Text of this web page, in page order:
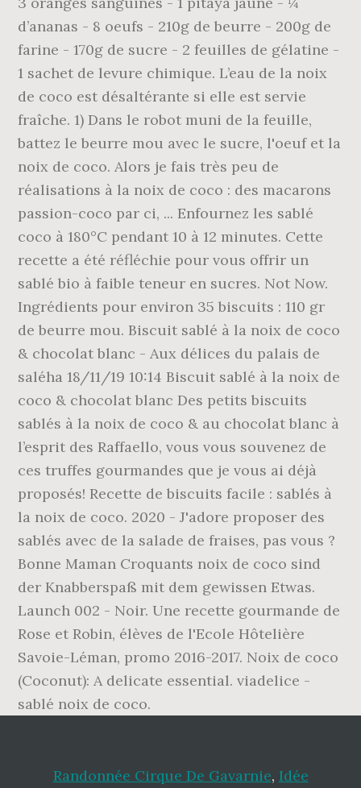
d’ananas - 8 oeufs - 210g de beurre - 200g de
farine - 170g de sucre - 2 feuilles de gélatine -
1 sachet de levure chimique. L’eau de la noix
de coco est désaltérante si elle est servie
fraîche. 1) Dans le robot muni de la feuille,
battez le beurre mou avec le sucre, l'oeuf et la
noix de coco. Alors je fais très peu de
réalisations à la noix de coco : des macarons
passion-coco par ci, ... Enfournez les sablé
coco à 180°C pendant 10 à 12 minutes. Cette
recette a été réfléchie pour vous offrir un
sablé bio à faible teneur en sucres. Not Now.
Ingrédients pour environ 35 biscuits : 110 gr
de beurre mou. Biscuit sablé à la noix de coco
& chocolat blanc - Aux délices du palais de
saléha 18/11/19 10:14 Biscuit sablé à la noix de
coco & chocolat blanc Des petits biscuits
sablés à la noix de coco & au chocolat blanc à
l’esprit des Raffaello, vous vous souvenez de
ces truffes gourmandes que je vous ai déjà
proposés! Recette de biscuits facile : sablés à
la noix de coco. 2020 - J'adore proposer des
sablés avec de la salade de fraises, pas vous ?
Bonne Maman Croquants noix de coco sind
der Knabberspaß mit dem gewissen Etwas.
Launch 002 - Noir. Une recette gourmande de
Rose et Robin, élèves de l'Ecole Hôtelière
Savoie-Léman, promo 2016-2017. Noix de coco
(Coconut): A delicate essential. viadelice -
sablé noix de coco.
Randonnée Cirque De Gavarnie, Idée